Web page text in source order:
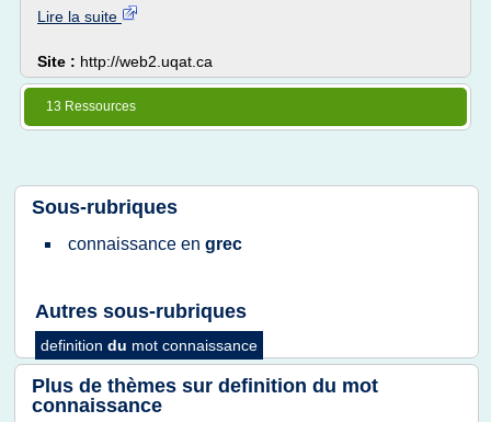
Lire la suite
Site : http://web2.uqat.ca
13 Ressources
Sous-rubriques
connaissance en grec
Autres sous-rubriques
definition du mot connaissance
Plus de thèmes sur definition du mot
connaissance